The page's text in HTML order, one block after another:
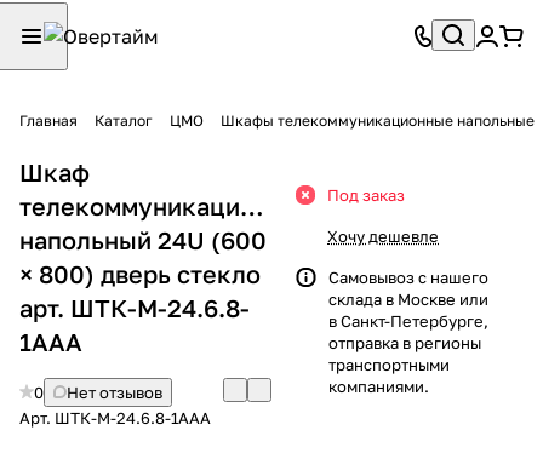
Главная Каталог ЦМО Шкафы телекоммуникационные напольные
Шкаф
телекоммуникационный
напольный 24U (600
× 800) дверь стекло
арт. ШТК-М-24.6.8-
1ААА
0
Нет отзывов
Арт. ШТК-М-24.6.8-1ААА
Под заказ
Хочу дешевле
Самовывоз с нашего
склада в Москве или
в Санкт-Петербурге,
отправка в регионы
транспортными
компаниями.